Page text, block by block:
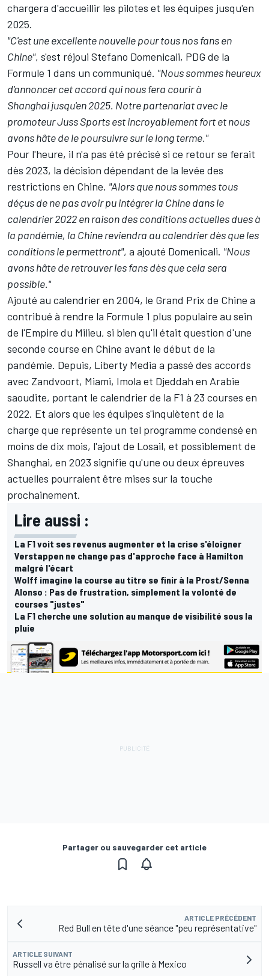
chargera d'accueillir les pilotes et les équipes jusqu'en
2025.
"C'est une excellente nouvelle pour tous nos fans en
Chine", s'est réjoui Stefano Domenicali, PDG de la
Formule 1 dans un communiqué. "Nous sommes heureux
d'annoncer cet accord qui nous fera courir à
Shanghai jusqu'en 2025. Notre partenariat avec le
promoteur Juss Sports est incroyablement fort et nous
avons hâte de le poursuivre sur le long terme."
Pour l'heure, il n'a pas été précisé si ce retour se ferait
dès 2023, la décision dépendant de la levée des
restrictions en Chine. "Alors que nous sommes tous
déçus de ne pas avoir pu intégrer la Chine dans le
calendrier 2022 en raison des conditions actuelles dues à
la pandémie, la Chine reviendra au calendrier dès que les
conditions le permettront", a ajouté Domenicali. "Nous
avons hâte de retrouver les fans dès que cela sera
possible."
Ajouté au calendrier en 2004, le Grand Prix de Chine a
contribué à rendre la Formule 1 plus populaire au sein
de l'Empire du Milieu, si bien qu'il était question d'une
seconde course en Chine avant le début de la
pandémie. Depuis, Liberty Media a passé des accords
avec Zandvoort, Miami, Imola et Djeddah en Arabie
saoudite, portant le calendrier de la F1 à 23 courses en
2022. Et alors que les équipes s'inquiètent de la
charge que représente un tel programme condensé en
moins de dix mois, l'ajout de Losail, et possiblement de
Shanghai, en 2023 signifie qu'une ou deux épreuves
actuelles pourraient être mises sur la touche
prochainement.
Lire aussi :
La F1 voit ses revenus augmenter et la crise s'éloigner
Verstappen ne change pas d'approche face à Hamilton
malgré l'écart
Wolff imagine la course au titre se finir à la Prost/Senna
Alonso : Pas de frustration, simplement la volonté de
courses "justes"
La F1 cherche une solution au manque de visibilité sous la
pluie
Partager ou sauvegarder cet article
ARTICLE PRÉCÉDENT
Red Bull en tête d'une séance "peu représentative"
ARTICLE SUIVANT
Russell va être pénalisé sur la grille à Mexico